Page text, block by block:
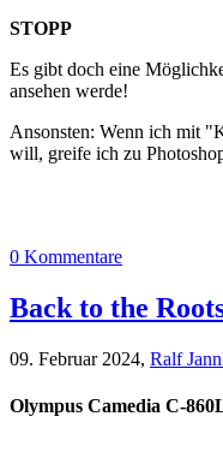
STOPP
Es gibt doch eine
ansehen werde!
Ansonsten: Wenn ich mit
will, greife ich zu
0 Kommentare
Back to the
09. Februar 2024, Ralf
Olympus Camedia C-